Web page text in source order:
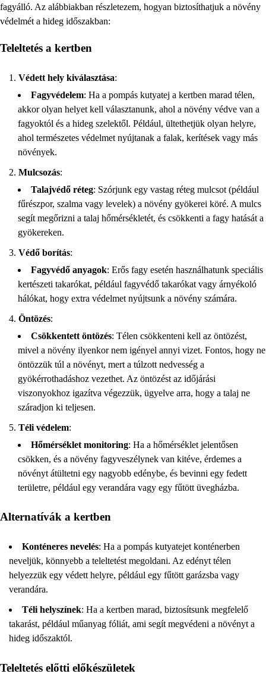
fagyálló. Az alábbiakban részletezem, hogyan biztosíthatjuk a növény
védelmét a hideg időszakban:
Teleltetés a kertben
Védett hely kiválasztása:
Fagyvédelem: Ha a pompás kutyatej a kertben marad télen,
akkor olyan helyet kell választanunk, ahol a növény védve van a
fagyoktól és a hideg szelektől. Például, ültethetjük olyan helyre,
ahol természetes védelmet nyújtanak a falak, kerítések vagy más
növények.
Mulcsozás:
Talajvédő réteg: Szórjunk egy vastag réteg mulcsot (például
fűrészpor, szalma vagy levelek) a növény gyökerei köré. A mulcs
segít megőrizni a talaj hőmérsékletét, és csökkenti a fagy hatását a
gyökereken.
Védő borítás:
Fagyvédő anyagok: Erős fagy esetén használhatunk speciális
kertészeti takarókat, például fagyvédő takarókat vagy árnyékoló
hálókat, hogy extra védelmet nyújtsunk a növény számára.
Öntözés:
Csökkentett öntözés: Télen csökkenteni kell az öntözést,
mivel a növény ilyenkor nem igényel annyi vizet. Fontos, hogy ne
öntözzük túl a növényt, mert a túlzott nedvesség a
gyökérrothadáshoz vezethet. Az öntözést az időjárási
viszonyokhoz igazítva végezzük, ügyelve arra, hogy a talaj ne
száradjon ki teljesen.
Téli védelem:
Hőmérséklet monitoring: Ha a hőmérséklet jelentősen
csökken, és a növény fagyveszélynek van kitéve, érdemes a
növényt átültetni egy nagyobb edénybe, és bevinni egy fedett
területre, például egy verandára vagy egy fűtött üvegházba.
Alternatívák a kertben
Konténeres nevelés: Ha a pompás kutyatejet konténerben
neveljük, könnyebb a teleltetést megoldani. Az edényt télen
helyezzük egy védett helyre, például egy fűtött garázsba vagy
verandára.
Téli helyszínek: Ha a kertben marad, biztosítsunk megfelelő
takarást, például műanyag fóliát, ami segít megvédeni a növényt a
hideg időszaktól.
Teleltetés előtti előkészületek